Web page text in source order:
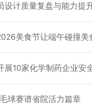
计质量复盘与能力提
，2026美食节让端午碰撞美
展10家化学制药企业安
球赛谱省院活力篇章